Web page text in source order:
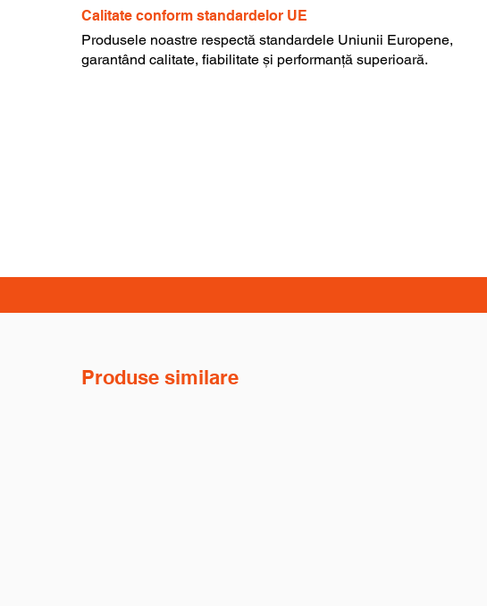
Calitate conform standardelor UE
Produsele noastre respectă standardele Uniunii Europene,
garantând calitate, fiabilitate și performanță superioară.
Produse similare